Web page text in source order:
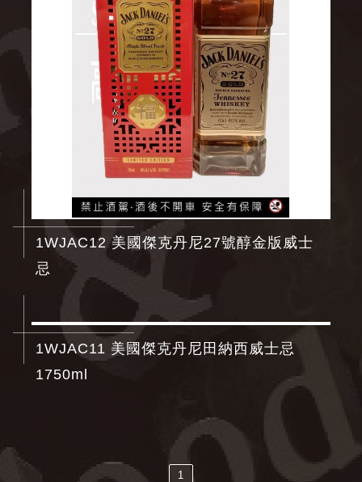
1WJAC12 美國傑克丹尼27號醇金版威士
忌
1WJAC11 美國傑克丹尼田納西威士忌
1750ml
1